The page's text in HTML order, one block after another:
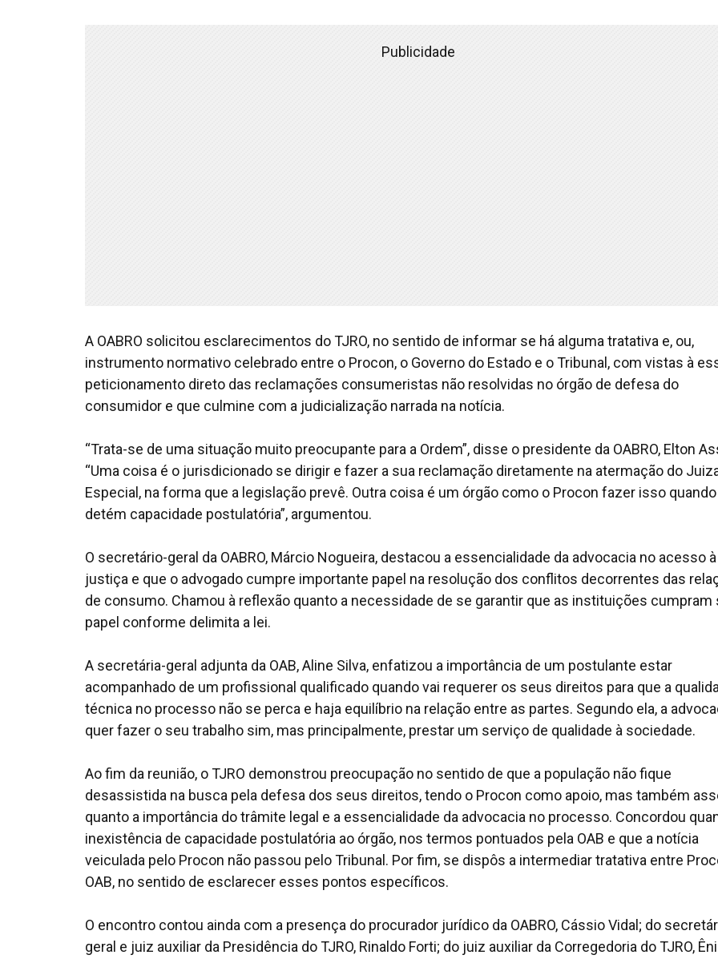
Publicidade
A OABRO solicitou esclarecimentos do TJRO, no sentido de informar se há alguma tratativa e, ou,
instrumento normativo celebrado entre o Procon, o Governo do Estado e o Tribunal, com vistas à
peticionamento direto das reclamações consumeristas não resolvidas no órgão de defesa do
consumidor e que culmine com a judicialização narrada na notícia.
“Trata-se de uma situação muito preocupante para a Ordem”, disse o presidente da OABRO, Elton
“Uma coisa é o jurisdicionado se dirigir e fazer a sua reclamação diretamente na atermação do
Especial, na forma que a legislação prevê. Outra coisa é um órgão como o Procon fazer isso
detém capacidade postulatória”, argumentou.
O secretário-geral da OABRO, Márcio Nogueira, destacou a essencialidade da advocacia no acesso à
justiça e que o advogado cumpre importante papel na resolução dos conflitos decorrentes das
de consumo. Chamou à reflexão quanto a necessidade de se garantir que as instituições cumpram
papel conforme delimita a lei.
A secretária-geral adjunta da OAB, Aline Silva, enfatizou a importância de um postulante estar
acompanhado de um profissional qualificado quando vai requerer os seus direitos para que a
técnica no processo não se perca e haja equilíbrio na relação entre as partes. Segundo ela, a
quer fazer o seu trabalho sim, mas principalmente, prestar um serviço de qualidade à sociedade.
Ao fim da reunião, o TJRO demonstrou preocupação no sentido de que a população não fique
desassistida na busca pela defesa dos seus direitos, tendo o Procon como apoio, mas também
quanto a importância do trâmite legal e a essencialidade da advocacia no processo. Concordou
inexistência de capacidade postulatória ao órgão, nos termos pontuados pela OAB e que a notícia
veiculada pelo Procon não passou pelo Tribunal. Por fim, se dispôs a intermediar tratativa entre
OAB, no sentido de esclarecer esses pontos específicos.
O encontro contou ainda com a presença do procurador jurídico da OABRO, Cássio Vidal; do
geral e juiz auxiliar da Presidência do TJRO, Rinaldo Forti; do juiz auxiliar da Corregedoria do TJRO,